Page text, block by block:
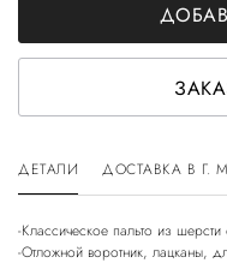
ДЕТАЛИ ДОСТАВКА В Г.
-Классическое пальто из шерсти
-Отложной воротник, лацканы,